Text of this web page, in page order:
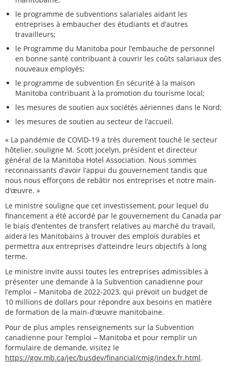
le programme de subventions salariales aidant les
entreprises à embaucher des étudiants et d’autres
travailleurs;
le Programme du Manitoba pour l’embauche de personnel
en bonne santé contribuant à couvrir les coûts salariaux des
nouveaux employés;
le programme de subvention En sécurité à la maison
Manitoba contribuant à la promotion du tourisme local;
les mesures de soutien aux sociétés aériennes dans le Nord;
les mesures de soutien au secteur de l’accueil.
« La pandémie de COVID-19 a très durement touché le secteur
hôtelier, souligne M. Scott Jocelyn, président et directeur
général de la Manitoba Hotel Association. Nous sommes
reconnaissants d’avoir l’appui du gouvernement tandis que
nous nous efforçons de rebâtir nos entreprises et notre main-
d’œuvre. »
Le ministre souligne que cet investissement, pour lequel du
financement a été accordé par le gouvernement du Canada par
le biais d’ententes de transfert relatives au marché du travail,
aidera les Manitobains à trouver des emplois durables et
permettra aux entreprises d’atteindre leurs objectifs à long
terme.
Le ministre invite aussi toutes les entreprises admissibles à
présenter une demande à la Subvention canadienne pour
l’emploi – Manitoba de 2022-2023, qui prévoit un budget de
10 millions de dollars pour répondre aux besoins en matière
de formation de la main-d’œuvre manitobaine.
Pour de plus amples renseignements sur la Subvention
canadienne pour l’emploi – Manitoba et pour remplir un
formulaire de demande, visitez le
https://gov.mb.ca/jec/busdev/financial/cmjg/index.fr.html.